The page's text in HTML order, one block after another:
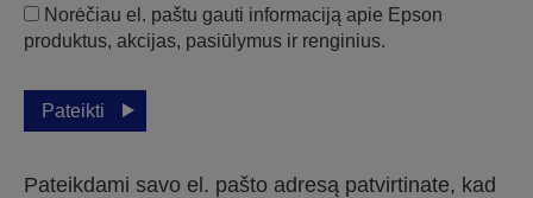
Norėčiau el. paštu gauti informaciją apie Epson
produktus, akcijas, pasiūlymus ir renginius.
Pateikti
Pateikdami savo el. pašto adresą patvirtinate, kad